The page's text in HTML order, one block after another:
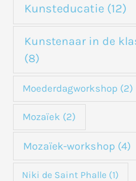
Kunsteducatie (12)
Kunstenaar in de
(8)
Moederdagworkshop (2)
Mozaïek (2)
Mozaïek-workshop (4)
Niki de Saint Phalle (1)